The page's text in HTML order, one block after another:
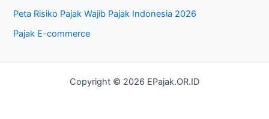
Peta Risiko Pajak Wajib Pajak Indonesia 2026
Pajak E-commerce
Copyright © 2026 EPajak.OR.ID